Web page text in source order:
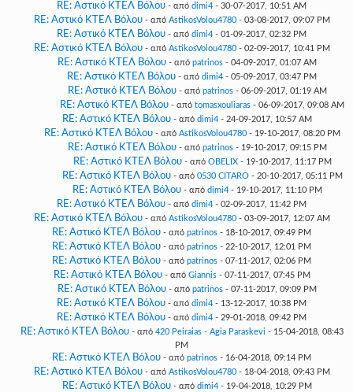
RE: Αστικό ΚΤΕΛ Βόλου - από dimi4 - 30-07-2017, 10:51 AM
RE: Αστικό ΚΤΕΛ Βόλου - από AstikosVolou4780- 03-08-2017, 09:07 PM
RE: Αστικό ΚΤΕΛ Βόλου - από dimi4 - 01-09-2017, 02:32 PM
RE: Αστικό ΚΤΕΛ Βόλου - από AstikosVolou4780- 02-09-2017, 10:41 PM
RE: Αστικό ΚΤΕΛ Βόλου - από patrinos- 04-09-2017, 01:07 AM
RE: Αστικό ΚΤΕΛ Βόλου - από dimi4 - 05-09-2017, 03:47 PM
RE: Αστικό ΚΤΕΛ Βόλου - από patrinos- 06-09-2017, 01:19 AM
RE: Αστικό ΚΤΕΛ Βόλου - από tomasxouliaras - 06-09-2017, 09:08 AM
RE: Αστικό ΚΤΕΛ Βόλου - από dimi4- 24-09-2017, 10:57 AM
RE: Αστικό ΚΤΕΛ Βόλου - από AstikosVolou4780- 19-10-2017, 08:20 PM
RE: Αστικό ΚΤΕΛ Βόλου - από patrinos- 19-10-2017, 09:15 PM
RE: Αστικό ΚΤΕΛ Βόλου - από OBELIX- 19-10-2017, 11:17 PM
RE: Αστικό ΚΤΕΛ Βόλου - από 0530 CITARO- 20-10-2017, 05:11 PM
RE: Αστικό ΚΤΕΛ Βόλου - από dimi4- 19-10-2017, 11:10 PM
RE: Αστικό ΚΤΕΛ Βόλου - από dimi4 - 02-09-2017, 11:42 PM
RE: Αστικό ΚΤΕΛ Βόλου - από AstikosVolou4780- 03-09-2017, 12:07 AM
RE: Αστικό ΚΤΕΛ Βόλου - από patrinos - 18-10-2017, 09:49 PM
RE: Αστικό ΚΤΕΛ Βόλου - από patrinos - 22-10-2017, 12:01 PM
RE: Αστικό ΚΤΕΛ Βόλου - από patrinos - 07-11-2017, 02:06 PM
RE: Αστικό ΚΤΕΛ Βόλου - από Giannis- 07-11-2017, 07:45 PM
RE: Αστικό ΚΤΕΛ Βόλου - από patrinos- 07-11-2017, 09:09 PM
RE: Αστικό ΚΤΕΛ Βόλου - από dimi4 - 13-12-2017, 10:38 PM
RE: Αστικό ΚΤΕΛ Βόλου - από dimi4 - 29-01-2018, 09:42 PM
RE: Αστικό ΚΤΕΛ Βόλου - από 420 Peiraias - Agia Paraskevi - 15-04-2018, 08:43
PM
RE: Αστικό ΚΤΕΛ Βόλου - από patrinos - 16-04-2018, 09:14 PM
RE: Αστικό ΚΤΕΛ Βόλου - από AstikosVolou4780- 18-04-2018, 09:43 PM
RE: Αστικό ΚΤΕΛ Βόλου - από dimi4- 19-04-2018, 10:29 PM